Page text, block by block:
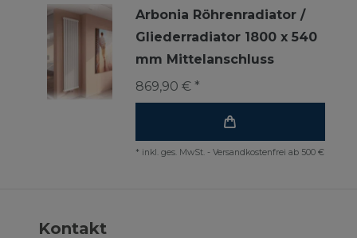
Arbonia Röhrenradiator /
Gliederradiator 1800 x 540
mm Mittelanschluss
869,90 € *
* inkl. ges. MwSt. - Versandkostenfrei ab 500 €
Kontakt